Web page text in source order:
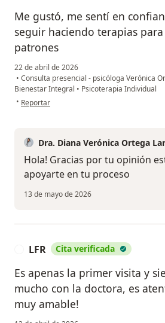
Me gustó, me sentí en
seguir haciendo terapias
patrones
22 de abril de 2026
• Consulta presencial - psicóloga Verónica
Bienestar Integral • Psicoterapia Individual
• en opinión del usuario Deyali Delgado
Reportar
Dra. Diana Verónica Ortega
Hola! Gracias por tu opinión
apoyarte en tu proceso
13 de mayo de 2026
LFR Cita verificada
Es apenas la primer visita y
mucho con la doctora, es
muy amable!